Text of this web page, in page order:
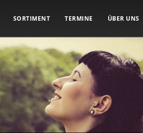
SORTIMENT TERMINE ÜBER UNS